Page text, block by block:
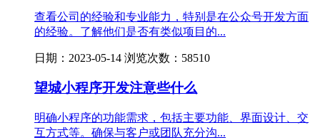
查看公司的经验和专业能力，特别是在公众号开发方面
的经验。了解他们是否有类似项目的...
日期：2023-05-14 浏览次数：58510
望城小程序开发注意些什么
明确小程序的功能需求，包括主要功能、界面设计、交
互方式等。确保与客户或团队充分沟...